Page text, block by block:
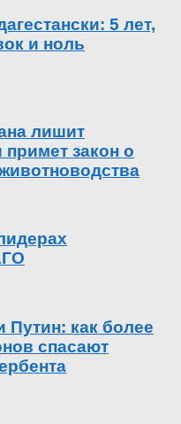
5 лет,
и ноль
лишит
примет закон о
Путин: как более
спасают